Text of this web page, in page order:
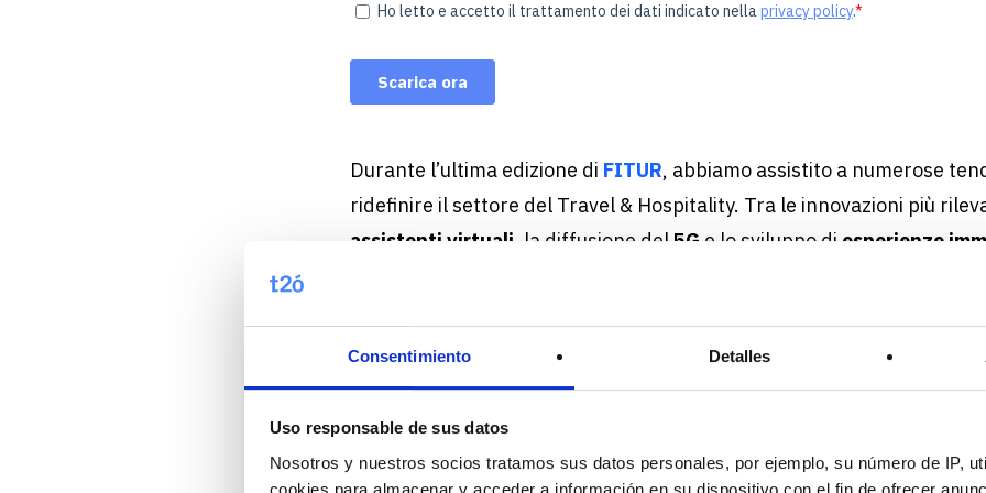
Consentimiento Detalles
Uso responsable de sus datos
Nosotros y nuestros socios tratamos sus datos personales, por ejemplo, su número de IP,
cookies para almacenar y acceder a información en su dispositivo con el fin de ofrecer
Durante l’ultima edizione di FITUR, abbiamo assistito a numerose
ridefinire il settore del Travel & Hospitality. Tra le innovazioni più
assistenti virtuali , la diffusione del 5G e lo sviluppo di esperienze
viaggio, offrendo un’esperienza senza precedenti sia in termini di
personalizzazione.
La Realtà Virtuale sta acquisendo un ruolo sempre più centrale